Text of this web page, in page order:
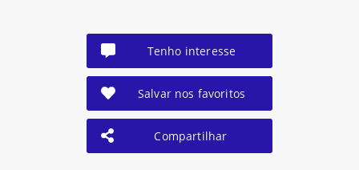
Tenho interesse
Salvar nos favoritos
Compartilhar